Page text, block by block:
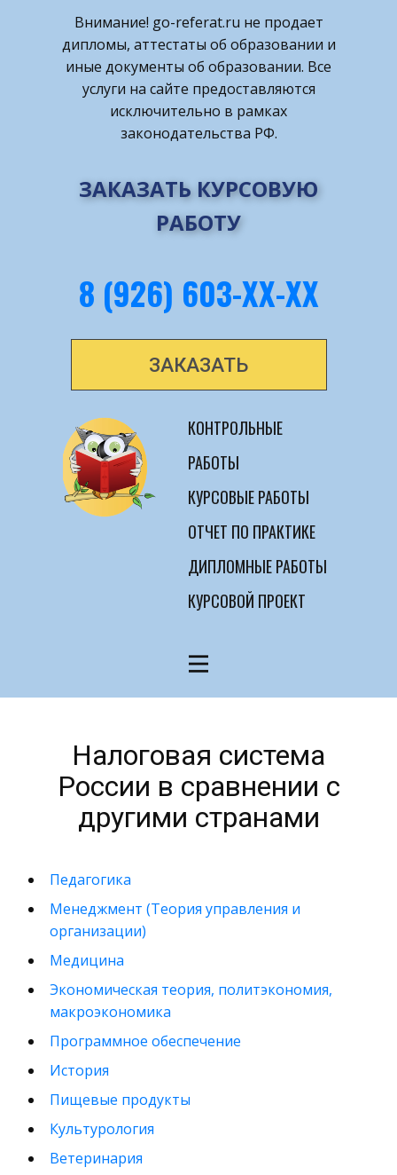
Внимание! ​go-referat.ru не продает
дипломы, аттестаты об образовании и
иные документы об образовании. Все
услуги на сайте предоставляются
исключительно в рамках
законодательства РФ.
ЗАКАЗАТЬ КУРСОВУЮ
РАБОТУ
8 (926) 603-ХХ-ХХ
ЗАКАЗАТЬ
КОНТРОЛЬНЫЕ
РАБОТЫ
КУРСОВЫЕ РАБОТЫ
ОТЧЕТ ПО ПРАКТИКЕ
ДИПЛОМНЫЕ РАБОТЫ
КУРСОВОЙ ПРОЕКТ
Налоговая система
России в сравнении с
другими странами
Педагогика
Менеджмент (Теория управления и
организации)
Медицина
Экономическая теория, политэкономия,
макроэкономика
Программное обеспечение
История
Пищевые продукты
Культурология
Ветеринария